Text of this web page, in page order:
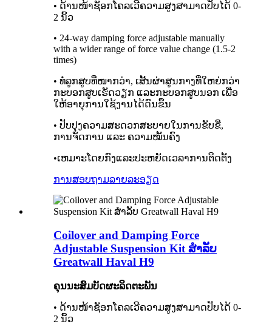
• ດ້ານໜ້າຊັອກໂຄລເວີຄວາມສູງສາມາດປັບໄດ້ 0-
2 ນິ້ວ
• 24-way damping force adjustable manually
with a wider range of force value change (1.5-2
times)
• ທໍ່ລູກສູບທີ່ໜາກວ່າ, ເສັ້ນຜ່າສູນກາງທີ່ໃຫຍ່ກວ່າ
ກະບອກສູບເຮັດວຽກ ແລະກະບອກສູບນອກ ເພື່ອ
ໃຫ້ອາຍຸການໃຊ້ງານໄດ້ດົນຂຶ້ນ
• ປັບປຸງຄວາມສະດວກສະບາຍໃນການຂັບຂີ່,
ການຈັດການ ແລະ ຄວາມໝັ້ນຄົງ
•ເຫມາະໂດຍກົງແລະປະຫຍັດເວລາການຕິດຕັ້ງ
ການສອບຖາມລາຍລະອຽດ
Coilover and Damping Force
Adjustable Suspension Kit ສໍາລັບ
Greatwall Haval H9
ຄຸນນະສົມບັດຜະລິດຕະພັນ
• ດ້ານໜ້າຊັອກໂຄລເວີຄວາມສູງສາມາດປັບໄດ້ 0-
2 ນິ້ວ